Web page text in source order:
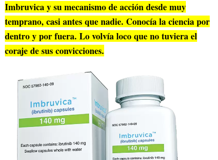
Imbruvica y su mecanismo de acción desde muy
temprano, casi antes que nadie. Conocía la ciencia por
dentro y por fuera. Lo volvía loco que no tuviera el
coraje de sus convicciones.